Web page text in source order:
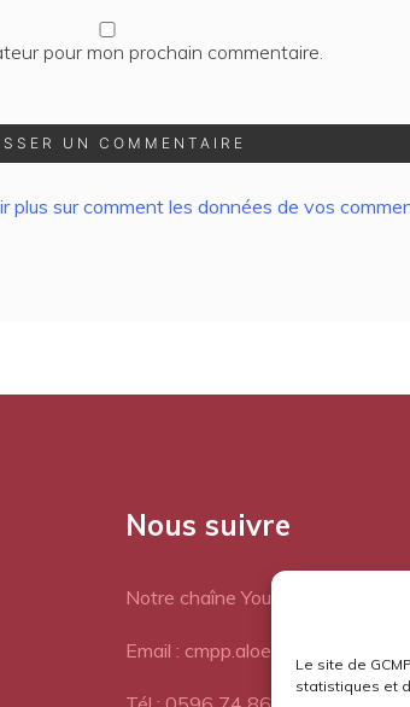
Le site de
statistiques et
pour mon prochain commentaire.
plus sur comment les données de vos
Nous suivre
Notre chaîne Youtube
Email : cmpp.aloes@orange.fr